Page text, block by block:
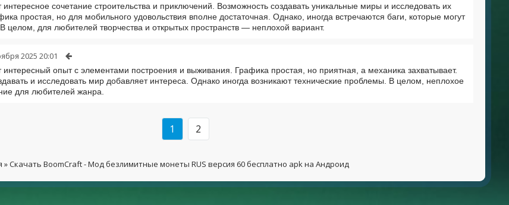
интересное сочетание строительства и приключений. Возможность создавать уникальные миры и исследовать их
простая, но для мобильного удовольствия вполне достаточная. Однако, иногда встречаются баги, которые могут
целом, для любителей творчества и открытых пространств — неплохой вариант.
2025 20:01
интересный опыт с элементами построения и выживания. Графика простая, но приятная, а механика захватывает.
и исследовать мир добавляет интереса. Однако иногда возникают технические проблемы. В целом, неплохое
для любителей жанра.
1 2
» Скачать BoomCraft - Мод безлимитные монеты RUS версия 60 бесплатно apk на Андроид